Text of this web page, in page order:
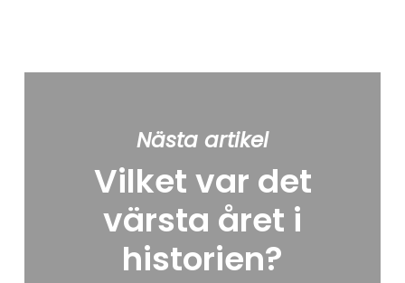
Nästa artikel
Vilket var det
värsta året i
historien?